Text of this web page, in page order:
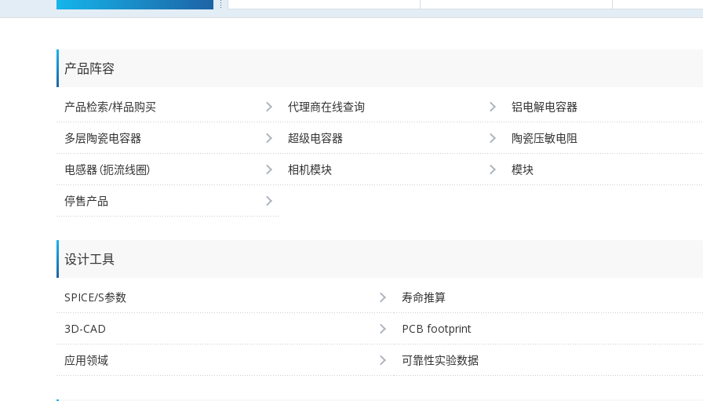
产品阵容
产品检索/样品购买 代理商在线查询 铝电解电容器
多层陶瓷电容器 超级电容器 陶瓷压敏电阻
电感器（扼流线圈） 相机模块 模块
停售产品
设计工具
SPICE/S参数 寿命推算
3D-CAD PCB footprint
应用领域 可靠性实验数据